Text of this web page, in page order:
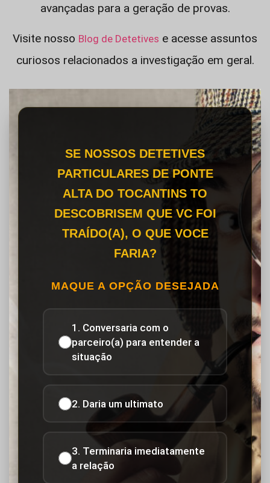
avançadas para a geração de provas.
Visite nosso Blog de Detetives e acesse assuntos
curiosos relacionados a investigação em geral.
SE NOSSOS DETETIVES
PARTICULARES DE PONTE
ALTA DO TOCANTINS TO
DESCOBRISEM QUE VC FOI
TRAÍDO(A), O QUE VOCE
FARIA?
MAQUE A OPÇÃO DESEJADA
1. Conversaria com o
parceiro(a) para entender a
situação
2. Daria um ultimato
3. Terminaria imediatamente
a relação